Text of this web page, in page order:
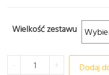
Wielkość zestawu
- ilość MATA KOLORY
+ Dodaj